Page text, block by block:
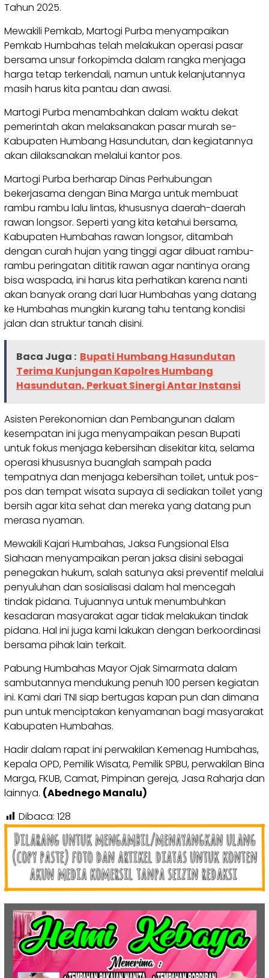
Tahun 2025.
Mewakili Pemkab, Martogi Purba menyampaikan
Pemkab Humbahas telah melakukan operasi pasar
bersama unsur forkopimda dalam rangka menjaga
harga tetap terkendali, namun untuk kelanjutannya
masih harus kita pantau dan awasi.
Martogi Purba menambahkan dalam waktu dekat
pemerintah akan melaksanakan pasar murah se-
Kabupaten Humbang Hasundutan, dan kegiatannya
akan dilaksanakan melalui kantor pos.
Martogi Purba berharap Dinas Perhubungan
bekerjasama dengan Bina Marga untuk membuat
rambu rambu lalu lintas, khususnya daerah-daerah
rawan longsor. Seperti yang kita ketahui bersama,
Kabupaten Humbahas rawan longsor, ditambah
dengan curah hujan yang tinggi agar dibuat rambu-
rambu peringatan dititik rawan agar nantinya orang
bisa waspada, ini harus kita perhatikan karena nanti
akan banyak orang dari luar Humbahas yang datang
ke Humbahas mungkin kurang tahu tentang kondisi
jalan dan struktur tanah disini.
Baca Juga : Bupati Humbang Hasundutan
Terima Kunjungan Kapolres Humbang
Hasundutan, Perkuat Sinergi Antar Instansi
Asisten Perekonomian dan Pembangunan dalam
kesempatan ini juga menyampaikan pesan Bupati
untuk fokus menjaga kebersihan disekitar kita, selama
operasi khususnya buanglah sampah pada
tempatnya dan menjaga kebersihan toilet, untuk pos-
pos dan tempat wisata supaya di sediakan toilet yang
bersih agar kita sehat dan mereka yang datang pun
merasa nyaman.
Mewakili Kajari Humbahas, Jaksa Fungsional Elsa
Siahaan menyampaikan peran jaksa disini sebagai
penegakan hukum, salah satunya aksi preventif melalui
penyuluhan dan sosialisasi dalam hal mencegah
tindak pidana. Tujuannya untuk menumbuhkan
kesadaran masyarakat agar tidak melakukan tindak
pidana. Hal ini juga kami lakukan dengan berkoordinasi
bersama pihak lain terkait.
Pabung Humbahas Mayor Ojak Simarmata dalam
sambutannya mendukung penuh 100 persen kegiatan
ini. Kami dari TNI siap bertugas kapan pun dan dimana
pun untuk menciptakan kenyamanan bagi masyarakat
Kabupaten Humbahas.
Hadir dalam rapat ini perwakilan Kemenag Humbahas,
Kepala OPD, Pemilik Wisata, Pemilik SPBU, perwakilan Bina
Marga, FKUB, Camat, Pimpinan gereja, Jasa Raharja dan
lainnya. (Abednego Manalu)
Dibaca: 128